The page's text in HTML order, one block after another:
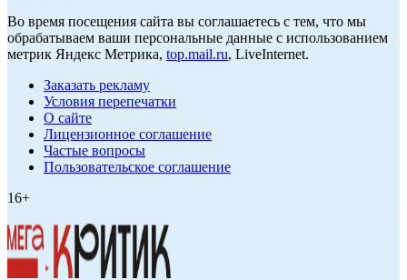
Во время посещения сайта вы соглашаетесь с тем, что мы
обрабатываем ваши персональные данные с использованием
метрик Яндекс Метрика, top.mail.ru, LiveInternet.
Заказать рекламу
Условия перепечатки
О сайте
Лицензионное соглашение
Частые вопросы
Пользовательское соглашение
16+